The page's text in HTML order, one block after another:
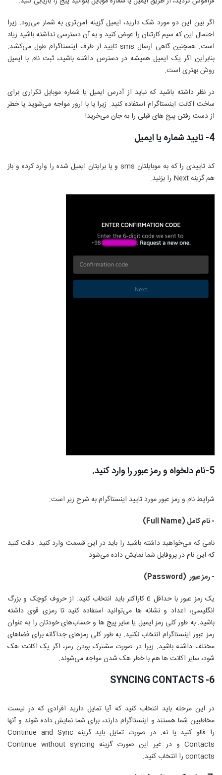
اگر بین این دو مورد شک دارید، ایمیل گزینه امن‌تری به شمار می‌رود. زیرا
احتمال این که سیم کارتتان را عوض کنید و به آن دسترسی نداشته باشید زیاد
است. همچنین گاهی ارسال smsتایید از طرف اینستاگرام طول می‌کشد.
بنابراین اگر یک ایمیل همیشه در دسترس داشته باشید، ثبت نام با ایمیل
روش بهتری است.
در نظر داشته باشید که نباید از آدرس ایمیل یا شماره موبایل تکراری برای
ساخت اکانت اینستاگرام استفاده کنید. زیرا یا با ارور مواجه می‌شوید یا خطر
از دست رفتن پیج های قبلی را به جان می‌خرید!
4- تایید شماره یا ایمیل
کد تاییدی را که به موبایلتان smsو یا برایتان ایمیل شده را وارد کرده و باز
هم گزینهNext را بزنید.
5-نام دلخواه و رمز عبور را وارد کنید.
شرایط نام و رمز عبور مورد تایید اینستاگرام به شرح زیر است:
- نام کامل (Full Name
)
نامی که می‌خواهید داشته باشید را باید در این قسمت وارد کنید. دقت کنید
که این نام در پروفایل شما نمایش داده می‌شود.
- رمز عبور (Password
)
یک رمز عبور با حداقل 6 کاراکتر باید انتخاب کنید. از حروف کوچک و بزرگ
انگلیسی، اعداد و نشانه ها می‌توانید استفاده کنید تا رمزی قوی داشته
باشید. به طور کلی رمز ایمیل یا سایر پیج ها و حساب‌های خودتان را به عنوان
رمز عبور اینستاگرام انتخاب نکنید. به طور کلی رمزهای جداگانه برای فضاهای
مختلف داشته باشید. زیرا در صورت مشترک بودن رمز، اگر یک اکانت هک
شود، سایر اکانت ها هم با خطر هک شدن مواجه می‌شوند.
6-
SYNCING CONTACTS
در این مرحله باید انتخاب کنید که آیا تمایل دارید افرادی که در لیست
مخاطبین شما هستند و اینستاگرام دارند، برای شما نمایش داده شوند و آنها
را فالو کنید یا نه. در صورت تمایل باید گزینهContinue and Sync
Contacts و در غیر این صورت گزینه Continue without syncing
contacts را انتخاب کنید.